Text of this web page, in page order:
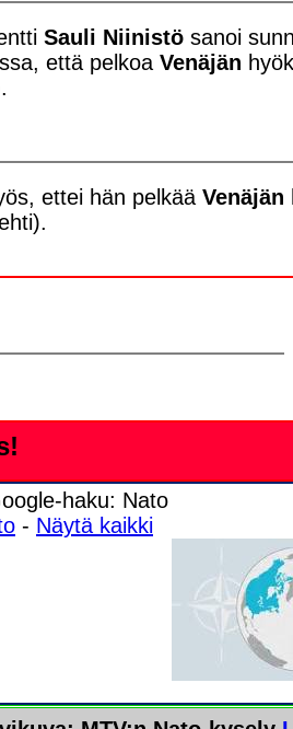
Sauli Niinistö sanoi
että pelkoa Venäjän
ettei hän pelkää Venäjän
haku: Nato
- Näytä kaikki